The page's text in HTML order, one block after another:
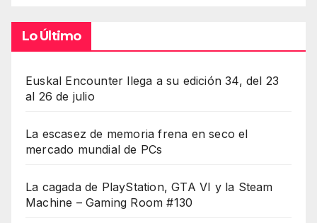
Lo Último
Euskal Encounter llega a su edición 34, del 23
al 26 de julio
La escasez de memoria frena en seco el
mercado mundial de PCs
La cagada de PlayStation, GTA VI y la Steam
Machine – Gaming Room #130